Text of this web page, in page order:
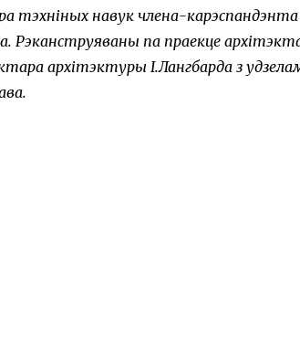
тэхніных навук члена-карэспандэнта
Рэканструяваны па праекце
архітэктуры І.Лангбарда з